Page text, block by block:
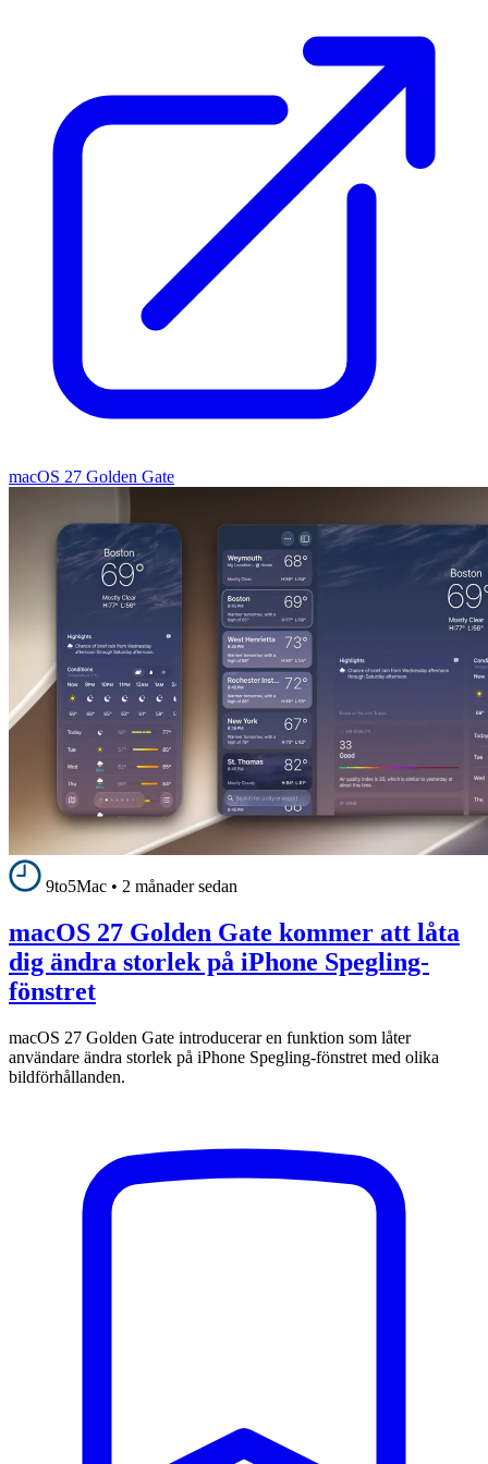
macOS 27 Golden Gate
9to5Mac • 2 månader sedan
macOS 27 Golden Gate kommer att låta
dig ändra storlek på iPhone Spegling-
fönstret
macOS 27 Golden Gate introducerar en funktion som låter
användare ändra storlek på iPhone Spegling-fönstret med olika
bildförhållanden.